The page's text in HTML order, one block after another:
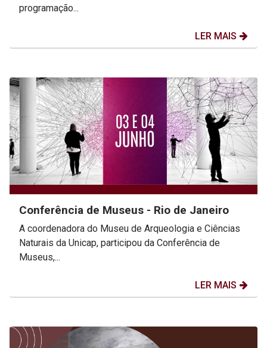
programação...
LER MAIS
Conferência de Museus - Rio de Janeiro
A coordenadora do Museu de Arqueologia e Ciências
Naturais da Unicap, participou da Conferência de
Museus,...
LER MAIS